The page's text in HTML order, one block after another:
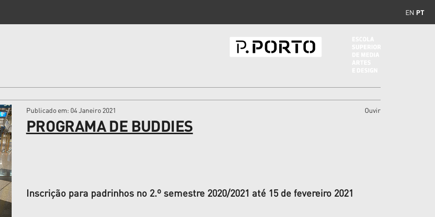
EN PT
Publicado em: 04 Janeiro 2021 Ouvir
PROGRAMA DE BUDDIES
Inscrição para padrinhos no 2.º semestre 2020/2021 até 15 de fevereiro 2021